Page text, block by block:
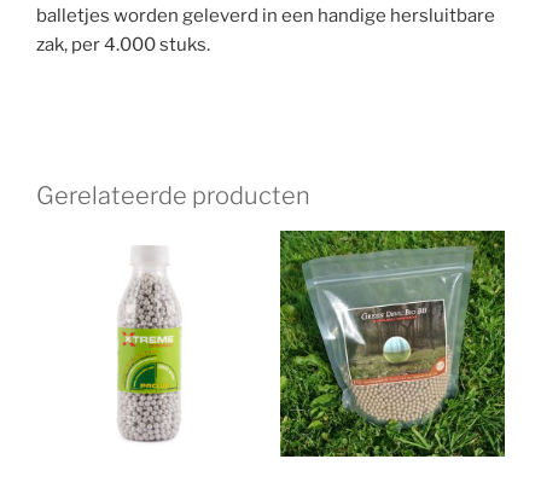
balletjes worden geleverd in een handige hersluitbare
zak, per 4.000 stuks.
Gerelateerde producten